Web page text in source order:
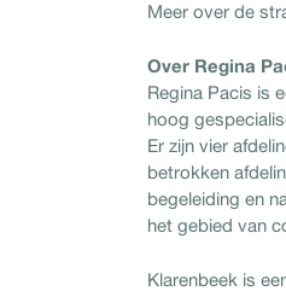
Meer over de
Over Regina
Regina Pacis is
hoog
Er zijn vier
betrokken
begeleiding en
het gebied van
Klarenbeek is